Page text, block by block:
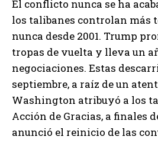
El conflicto nunca se ha
los talibanes controlan más
nunca desde 2001. Trump
tropas de vuelta y lleva un
negociaciones. Estas
septiembre, a raíz de un
Washington atribuyó a los
Acción de Gracias, a finales
anunció el reinicio de las